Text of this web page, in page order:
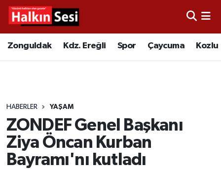
Zonguldak Kdz. Ereğli Spor Çaycuma Kozlu
HABERLER YAŞAM
ZONDEF Genel Başkanı
Ziya Öncan Kurban
Bayramı'nı kutladı
Video
Çaycuma
Alaplı
Asayiş
Merkez Hava Durumu
Süper Lig Puan Durumu ve Fikstür
Tüm Manşetler
Son Dakika Haberleri